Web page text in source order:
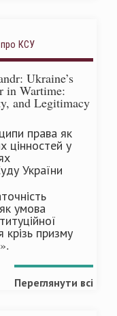
КСУ
Ukraine’s
in Wartime:
and Legitimacy
права як
цінностей у
України
умова
крізь призму
Переглянути всі